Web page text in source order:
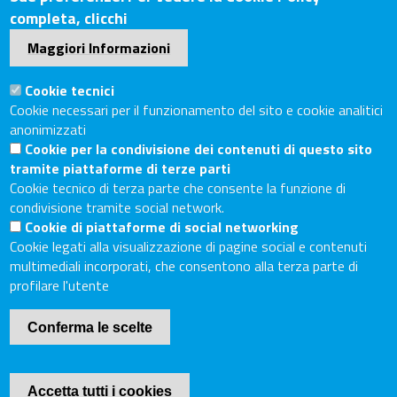
Sede Secondaria: Piazza Giacomo Matteotti, 30 - 53100
Siena
Tel. Sede Legale: 0575/3030
Tel. Sede Secondaria: 0577/202511
C.F./P.IVA: 02326130511
Codice Univoco UF6UWY
PECcciaa.arezzosiena@as.legalmail.camcom.it
Sito web
Accesso riservato
Linee guida pubblicazione di atti e documenti
Accessibilità
Mappa del sito
Piè
diInternet Privacy
completa, clicchi
Maggiori Informazioni
Cookie tecnici
Cookie necessari per il funzionamento del sito e cookie analitici
anonimizzati
Cookie per la condivisione dei contenuti di questo sito
tramite piattaforme di terze parti
Cookie tecnico di terza parte che consente la funzione di
condivisione tramite social network.
Cookie di piattaforme di social networking
Cookie legati alla visualizzazione di pagine social e contenuti
multimediali incorporati, che consentono alla terza parte di
profilare l'utente
Conferma le scelte
Accetta tutti i cookies